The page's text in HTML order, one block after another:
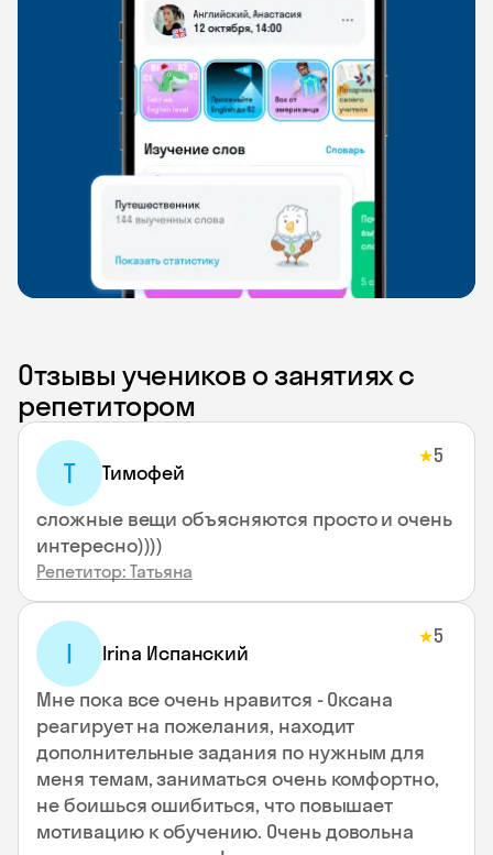
Отзывы учеников о занятиях с
репетитором
Т Тимофей
★5
сложные вещи объясняются просто и очень
интересно))))
Репетитор: Татьяна
I Irina Испанский
★5
Мне пока все очень нравится - Оксана
реагирует на пожелания, находит
дополнительные задания по нужным для
меня темам, заниматься очень комфортно,
не боишься ошибиться, что повышает
мотивацию к обучению. Очень довольна